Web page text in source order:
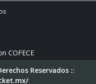
COFECE
Reservados ::